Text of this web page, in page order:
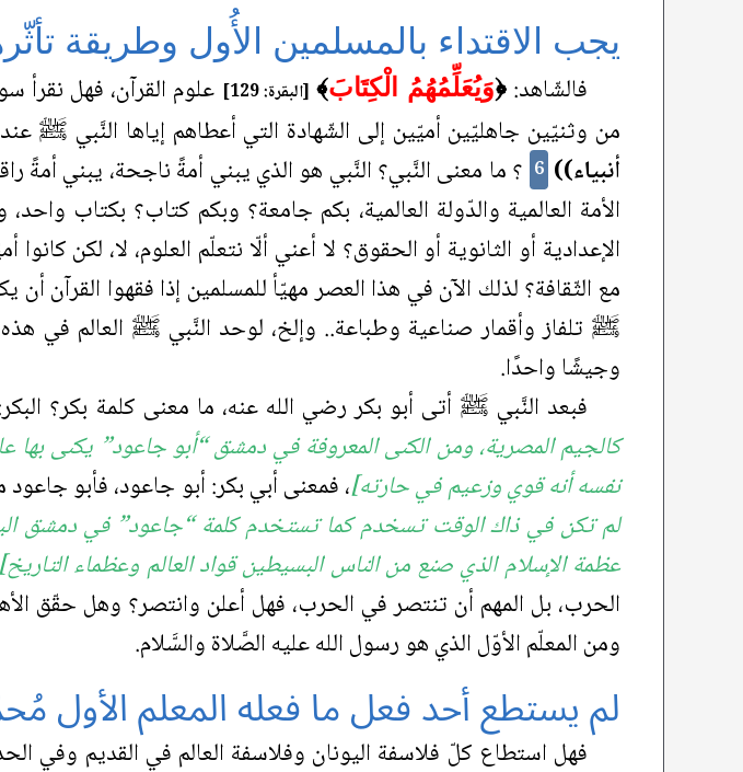
يجب الاقتداء بالمسلمين الأُول وطريقة
فالشّاهد:﴿وَيُعَلِّمُهُمُ الْكِتَابَ﴾ [البقرة: 129]
علوم القرآن، فهل نقرأ
من وثنيّين جاهليّين أميّين إلى الشّهادة التي أعطاهم إياها النَّبي ﷺ
أنبياء)) 6 ؟ ما معنى النَّبي؟ النَّبي هو الذي يبني أمةً ناجحة، يبني أمةً
الأمة العالمية والدّولة العالمية، بكم جامعة؟ وبكم كتاب؟ بكتاب
الإعدادية أو الثانوية أو الحقوق؟ لا أعني ألّا نتعلّم العلوم، لا، لكن
مع الثّقافة؟ لذلك الآن في هذا العصر مهيّأ للمسلمين إذا فقهوا القرآن
ﷺ تلفاز وأقمار صناعية وطباعة.. وإلخ، لوحد النَّبي ﷺ العالم في
وجيشًا واحدًا.
فبعد النَّبي ﷺ أتى أبو بكر رضي الله عنه، ما معنى كلمة بكر؟
كالجيم المصرية، ومن الكنى المعروفة في دمشق “أبو جاعود” يكنى بها
نفسه أنه قوي وزعيم في حارته]، فمعنى أبي بكر: أبو جاعود، فأبو
لم تكن في ذاك الوقت تسخدم كما تستخدم كلمة “جاعود” في دمشق
عظمة الإسلام الذي صنع من الناس البسيطين قواد العالم وعظماء التاريخ]
الحرب، بل المهم أن تنتصر في الحرب، فهل أعلن وانتصر؟ وهل حقّق
ومن المعلّم الأوّل الذي هو رسول الله عليه الصَّلاة والسَّلام.
لم يستطع أحد فعل ما فعله المعلم الأول
فهل استطاع كلّ فلاسفة اليونان وفلاسفة العالم في القديم وفي